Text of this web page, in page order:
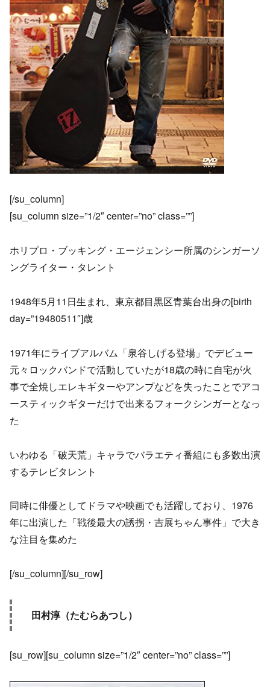
[/su_column]
[su_column size=”1/2″ center=”no” class=””]
ホリプロ・ブッキング・エージェンシー所属のシンガーソ
ングライター・タレント
1948年5月11日生まれ、東京都目黒区青葉台出身の[birth
day=”19480511″]歳
1971年にライブアルバム「泉谷しげる登場」でデビュー
元々ロックバンドで活動していたが18歳の時に自宅が火
事で全焼しエレキギターやアンプなどを失ったことでアコ
ースティックギターだけで出来るフォークシンガーとなっ
た
いわゆる「破天荒」キャラでバラエティ番組にも多数出演
するテレビタレント
同時に俳優としてドラマや映画でも活躍しており、1976
年に出演した「戦後最大の誘拐・吉展ちゃん事件」で大き
な注目を集めた
[/su_column][/su_row]
田村淳（たむらあつし）
[su_row][su_column size=”1/2″ center=”no” class=””]